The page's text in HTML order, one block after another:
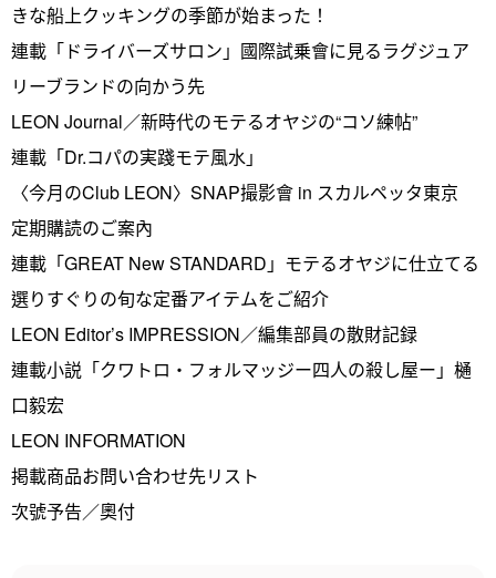
きな船上クッキングの季節が始まった！
連載「ドライバーズサロン」國際試乗會に見るラグジュア
リーブランドの向かう先
LEON Journal／新時代のモテるオヤジの“コソ練帖”
連載「Dr.コパの実踐モテ風水」
〈今月のClub LEON〉SNAP撮影會 in スカルペッタ東京
定期購読のご案內
連載「GREAT New STANDARD」モテるオヤジに仕立てる
選りすぐりの旬な定番アイテムをご紹介
LEON Editor’s IMPRESSION／編集部員の散財記録
連載小説「クワトロ・フォルマッジー四人の殺し屋ー」樋
口毅宏
LEON INFORMATION
掲載商品お問い合わせ先リスト
次號予告／奧付